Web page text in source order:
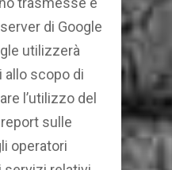
di Google
utilizzerà
scopo di
l’utilizzo del
sulle
operatori